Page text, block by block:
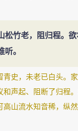
松竹老，阻归程。欲
听。
青史，未老已白头。
和声起、阻断了归程
高山流水知音稀，纵